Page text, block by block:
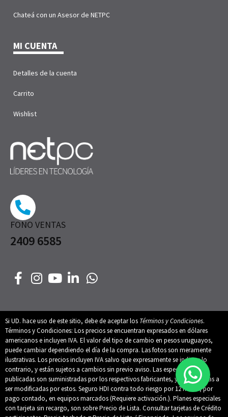
FONO VENTAS
2409 6585
Chateá con un Asesor de NETPC
MI CUENTA
Detalles de la cuenta
Carrito
Wishlist
Si UD. hace uso de este sitio, debe de aceptar los Términos y Condiciones.
Términos y Condiciones: Los precios se encuentran expresados en dólares
americanos e incluyen IVA. El valor del tipo de cambio en pesos uruguayos,
puede cambiar dependiendo el día de la compra. Las fotos son meramente
ilustrativas. Los precios incluyen IVA salvo que expresamente se indique lo
contrario, y están sujetos a cambios sin previo aviso. Las especificaciones
publicadas son suministradas por los respectivos fabricantes, y están sujetas a
ser modificadas por estos. Seguro HDI contra todo riesgo por 12 meses, por
pago contado, en equipos marcados (Requiere activación.). Planes especiales
con tarjeta sin recargo, son sobre Precio de Lista. Consultar tarjetas de Crédito